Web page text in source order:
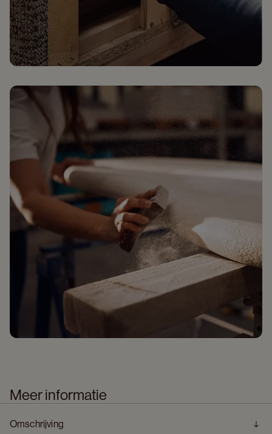
Meer informatie
Omschrijving